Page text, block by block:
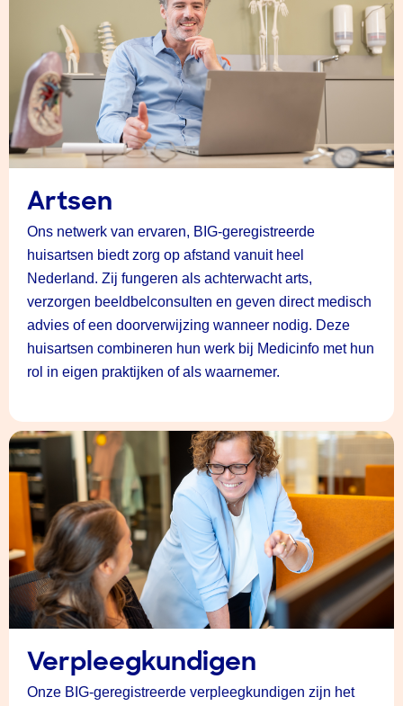
Artsen
Ons netwerk van ervaren, BIG-geregistreerde
huisartsen biedt zorg op afstand vanuit heel
Nederland. Zij fungeren als achterwacht arts,
verzorgen beeldbelconsulten en geven direct medisch
advies of een doorverwijzing wanneer nodig. Deze
huisartsen combineren hun werk bij Medicinfo met hun
rol in eigen praktijken of als waarnemer.
Verpleegkundigen
Onze BIG-geregistreerde verpleegkundigen zijn het